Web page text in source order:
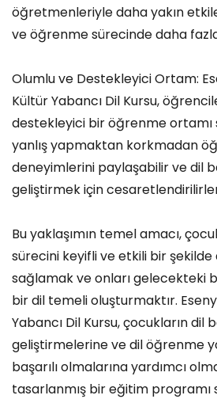
öğretmenleriyle daha yakın
ve öğrenme sürecinde daha
Olumlu ve Destekleyici Ortam:
Kültür Yabancı Dil Kursu,
destekleyici bir öğrenme ortamı
yanlış yapmaktan korkmadan
deneyimlerini paylaşabilir ve dil
geliştirmek için
Bu yaklaşımın temel amacı,
sürecini keyifli ve etkili bir
sağlamak ve onları gelecekteki
bir dil temeli oluşturmaktır.
Yabancı Dil Kursu, çocukların dil
geliştirmelerine ve dil öğrenme
başarılı olmalarına yardımcı
tasarlanmış bir eğitim programı